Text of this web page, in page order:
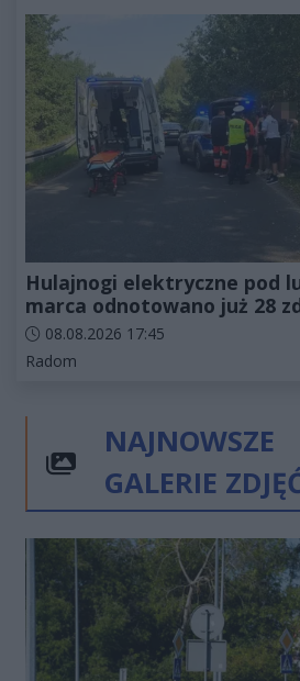
Hulajnogi elektryczne pod
marca odnotowano już 28
Data dodania artykułu:
08.08.2026 17:45
Kategorie artykułu:
Radom
NAJNOWSZE
GALERIE